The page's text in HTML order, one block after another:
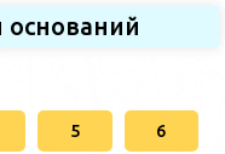
оснований
5 6